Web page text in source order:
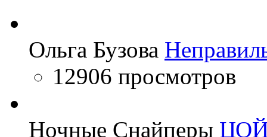
Ольга Бузова
12906 просмотров
Ночные Снайперы